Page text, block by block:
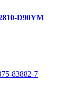
D90YM